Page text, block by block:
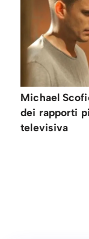
Michael
dei rapporti
televisiva